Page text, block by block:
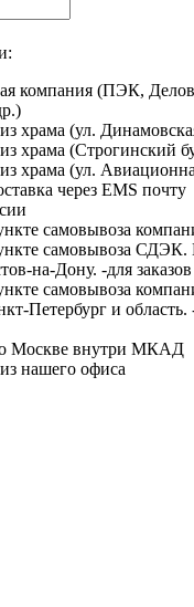
компания (ПЭК,
храма (ул.
храма (Строгинский
храма (ул.
через EMS почту
самовывоза
самовывоза
на-Дону. -для
самовывоза
Петербург и область.
Москве внутри МКАД
нашего офиса